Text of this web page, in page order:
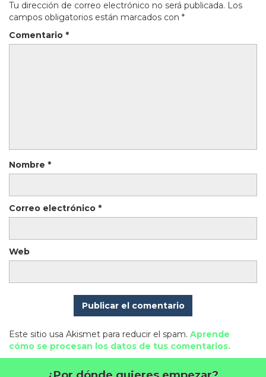
Tu dirección de correo electrónico no será publicada. Los
campos obligatorios están marcados con *
Comentario *
Nombre *
Correo electrónico *
Web
Este sitio usa Akismet para reducir el spam. Aprende
cómo se procesan los datos de tus comentarios.